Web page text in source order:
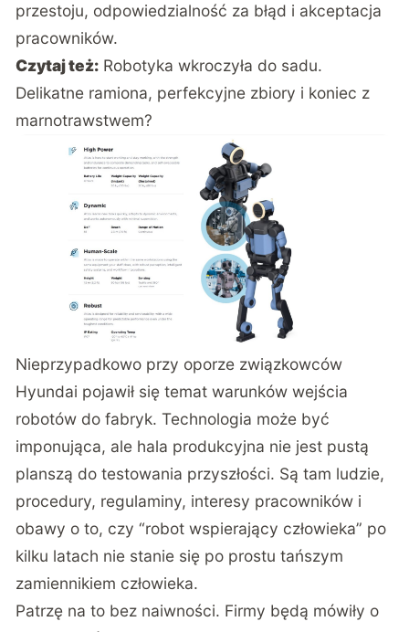
przestoju, odpowiedzialność za błąd i akceptacja
pracowników.
Czytaj też: Robotyka wkroczyła do sadu.
Delikatne ramiona, perfekcyjne zbiory i koniec z
marnotrawstwem?
Nieprzypadkowo przy oporze związkowców
Hyundai pojawił się temat warunków wejścia
robotów do fabryk. Technologia może być
imponująca, ale hala produkcyjna nie jest pustą
planszą do testowania przyszłości. Są tam ludzie,
procedury, regulaminy, interesy pracowników i
obawy o to, czy “robot wspierający człowieka” po
kilku latach nie stanie się po prostu tańszym
zamiennikiem człowieka.
Patrzę na to bez naiwności. Firmy będą mówiły o